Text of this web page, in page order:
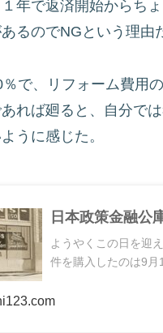
年で返済開始からち
るのでNGという理由
で、リフォーム費用
れば廻ると、自分で
うに感じた。
日本政策金融公
ようやくこの日を迎
件を購入したのは9月